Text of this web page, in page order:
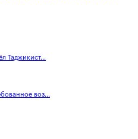
Таджикист...
воз...